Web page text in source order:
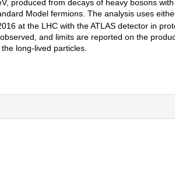
produced from decays of heavy bosons
Model fermions. The analysis uses
at the LHC with the ATLAS detector in
and limits are reported on the
long-lived particles.